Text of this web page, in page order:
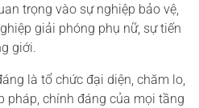
trọng vào sự nghiệp bảo vệ,
giải phóng phụ nữ, sự tiến
giới.
là tổ chức đại diện, chăm lo,
pháp, chính đáng của mọi tầng